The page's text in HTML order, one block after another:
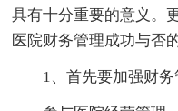
具有十分重要的意义。
医院财务管理成功与否
1、首先要加强财